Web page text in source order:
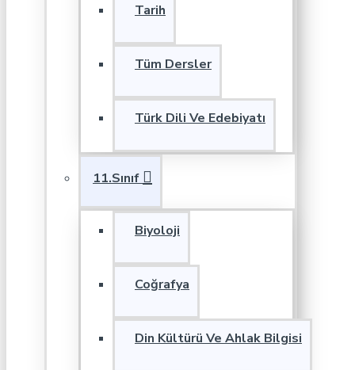
Tarih
Tüm Dersler
Türk Dili Ve Edebiyatı
11.Sınıf
Biyoloji
Coğrafya
Din Kültürü Ve Ahlak Bilgisi